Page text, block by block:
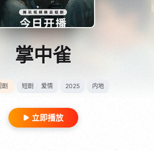
掌中雀
短剧 爱情 2025 内地
立即播放